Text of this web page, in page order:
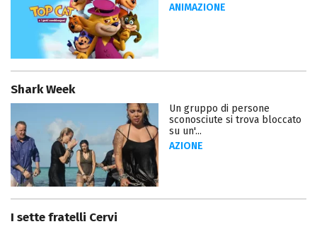
ANIMAZIONE
Shark Week
Un gruppo di persone
sconosciute si trova bloccato
su un'...
AZIONE
I sette fratelli Cervi